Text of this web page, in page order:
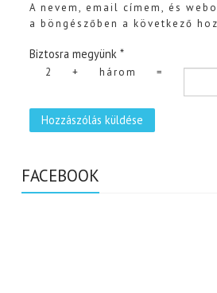
A nevem, email címem, és
a böngészőben a következő
Biztosra megyünk *
2 + három =
FACEBOOK